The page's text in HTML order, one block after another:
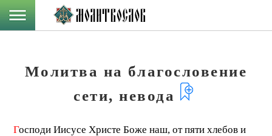
Молитва на благословение
сети, невода
Господи Иисусе Христе Боже наш, от пяти хлебов и